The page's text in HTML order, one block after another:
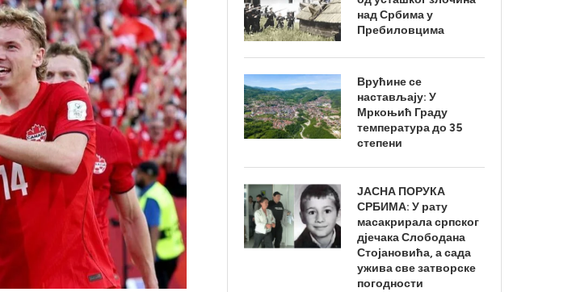
над Србима у
Пребиловцима
Врућине се
настављају: У
Мркоњић Граду
температура до 35
степени
ЈАСНА ПОРУКА
СРБИМА: У рату
масакрирала српског
дјечака Слободана
Стојановића, а сада
ужива све затворске
погодности